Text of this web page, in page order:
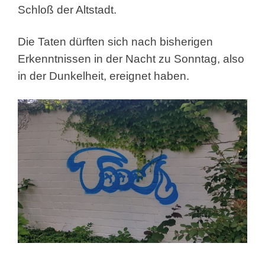
Schloß der Altstadt.
Die Taten dürften sich nach bisherigen
Erkenntnissen in der Nacht zu Sonntag, also
in der Dunkelheit, ereignet haben.